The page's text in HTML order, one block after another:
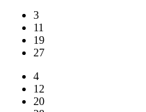
3
11
19
27
4
12
20